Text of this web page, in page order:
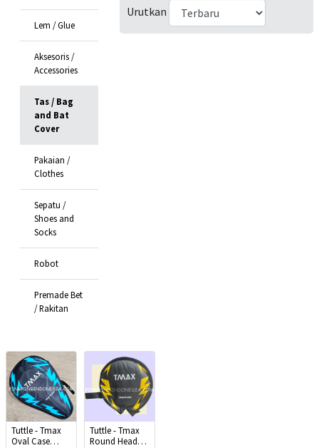
Lem / Glue
Aksesoris /
Accessories
Tas / Bag
and Bat
Cover
Pakaian /
Clothes
Sepatu /
Shoes and
Socks
Robot
Premade Bet
/ Rakitan
Urutkan
Tuttle - Tmax
Oval Case
Tuttle - Tmax
Round Head